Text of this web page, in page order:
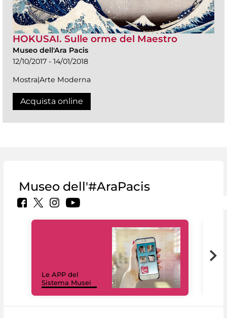
HOKUSAI. Sulle orme del Maestro
Museo dell'Ara Pacis
12/10/2017 - 14/01/2018
Mostra|Arte Moderna
Acquista online
Museo dell'#AraPacis
Le APP del
Sistema Musei